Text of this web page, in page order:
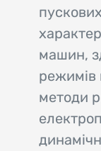
машин,
режимів
методи